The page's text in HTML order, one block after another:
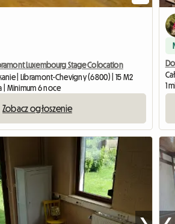
Luxembourg Stage Colocation
| Libramont-Chevigny (6800) | 15 M2
| Minimum 6 noce
Zobacz ogłoszenie
1